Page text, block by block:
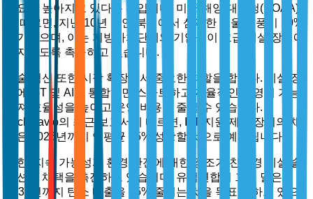
수요가 높아지고 있다는 것입니다. 미국 해양 대기청(NOAA)
에 따르면, 지난 10년 동안 북미에서 심각한 겨울 폭풍이 20%
증가했으며, 이는 지방자치단체와 기업들이 고급 제설 장비에
투자하도록 촉구하고 있습니다.
기술 혁신 또한 시장 확장에서 중요한 역할을 합니다. 제설 장
비에 IoT 및 AI를 통합하면 스마트하고 자율적인 운영이 가능
해져 효율성을 높이고 운영 비용을 줄일 수 있습니다.
TechNavio의 최근 보고서에 따르면, IoT 지원 제설 장비의 채
택은 2025년까지 연평균 15% 성장할 것으로 예상됩니다.
또한, 지속 가능성과 환경 안전에 대한 강조가 친환경 제설 솔
루션의 채택을 촉진하고 있습니다. 유럽연합의 그린 딜은
2030년까지 탄소 배출을 55% 줄이는 것을 목표로 하고 있으